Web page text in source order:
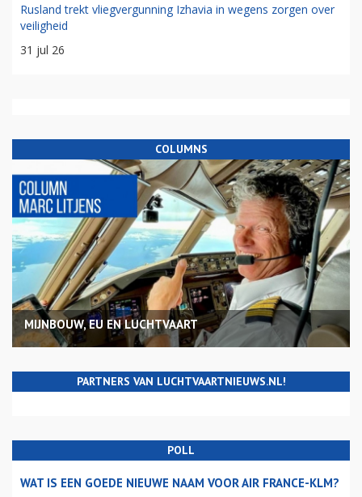
Rusland trekt vliegvergunning Izhavia in wegens zorgen over
veiligheid
31 jul 26
COLUMNS
MIJNBOUW, EU EN LUCHTVAART
PARTNERS VAN LUCHTVAARTNIEUWS.NL!
POLL
WAT IS EEN GOEDE NIEUWE NAAM VOOR AIR FRANCE-KLM?